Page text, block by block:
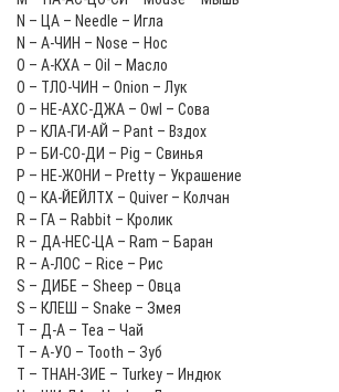
N – ЦА – Needle – Игла
N – А-ЧИН – Nose – Нос
O – А-КХА – Oil – Масло
O – ТЛО-ЧИН – Onion – Лук
O – НЕ-АХС-ДЖА – Owl – Сова
P – КЛА-ГИ-АЙ – Pant – Вздох
P – БИ-СО-ДИ – Pig – Свинья
P – НЕ-ЖОНИ – Pretty – Украшение
Q – КА-ЙЕЙЛТХ – Quiver – Колчан
R – ГА – Rabbit – Кролик
R – ДА-НЕС-ЦА – Ram – Баран
R – А-ЛОС – Rice – Рис
S – ДИБЕ – Sheep – Овца
S – КЛЕШ – Snake – Змея
T – Д-А – Tea – Чай
T – А-УО – Tooth – Зуб
T – ТНАН-ЗИЕ – Turkey – Индюк